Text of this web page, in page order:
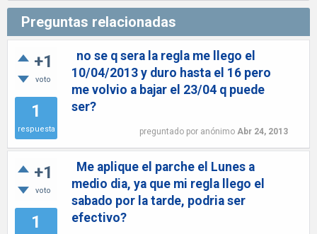
Preguntas relacionadas
+1
voto
1
respuesta
no se q sera la regla me llego el
10/04/2013 y duro hasta el 16 pero
me volvio a bajar el 23/04 q puede
ser?
preguntado por anónimo Abr 24, 2013
+1
voto
1
Me aplique el parche el Lunes a
medio dia, ya que mi regla llego el
sabado por la tarde, podria ser
efectivo?